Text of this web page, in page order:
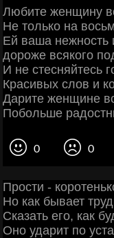
Любите женщину
Не только на
Ей ваша нежность
дороже всякого
И не стесняйтесь
Красивых слов и
Дарите женщине
Побольше
0 0
Прости -
Но как бывает
Сказать его, как
Оно ударит по